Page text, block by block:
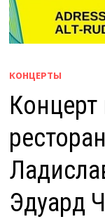
КОНЦЕРТЫ
Эдуард